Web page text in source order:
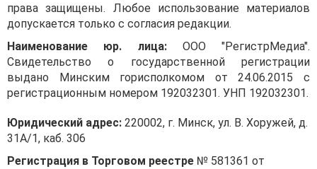
права защищены. Любое использование материалов
допускается только с согласия редакции.
Наименование юр. лица:ООО "РегистрМедиа".
Свидетельство о государственной регистрации
выдано Минским горисполкомом от 24.06.2015 с
регистрационным номером 192032301. УНП 192032301.
Юридический адрес: 220002, г. Минск, ул. В. Хоружей, д.
31А/1, каб. 306
Регистрация в Торговом реестре № 581361 от